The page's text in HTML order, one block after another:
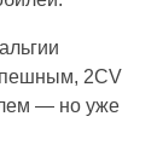
2CV
— но уже